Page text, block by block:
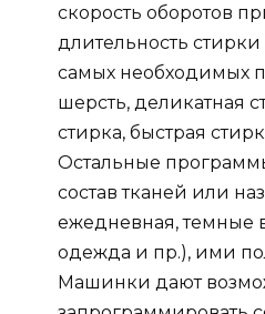
скорость оборотов
длительность
самых необходимых
шерсть, деликатная
стирка, быстрая
Остальные
состав тканей или
ежедневная, темные
одежда и пр.), ими
Машинки дают